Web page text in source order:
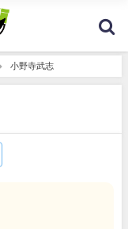
小野寺武志